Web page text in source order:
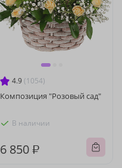
4.9 (1054)
Композиция "Розовый сад"
В наличии
6 850 ₽